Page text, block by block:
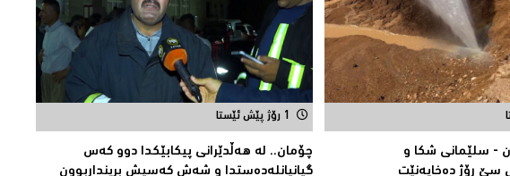
- سلێمانی شکا و
سێ ڕۆژ دەخایەنێت
1 رۆژ پێش ئێستا
چۆمان.. لە هەڵدێرانی پیكابێکدا دوو کەس
گیانیانلەدەستدا و شەش کەسیش برینداربوون